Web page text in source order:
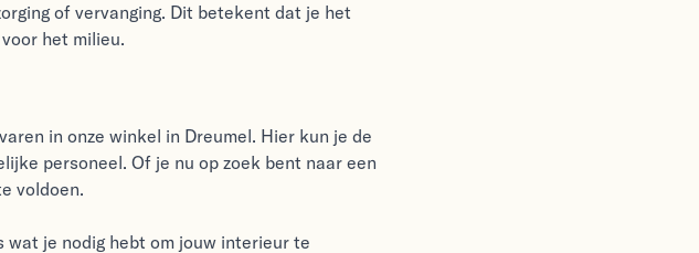
of vervanging. Dit betekent dat je het
het milieu.
in onze winkel in Dreumel. Hier kun je de
personeel. Of je nu op zoek bent naar een
voldoen.
wat je nodig hebt om jouw interieur te